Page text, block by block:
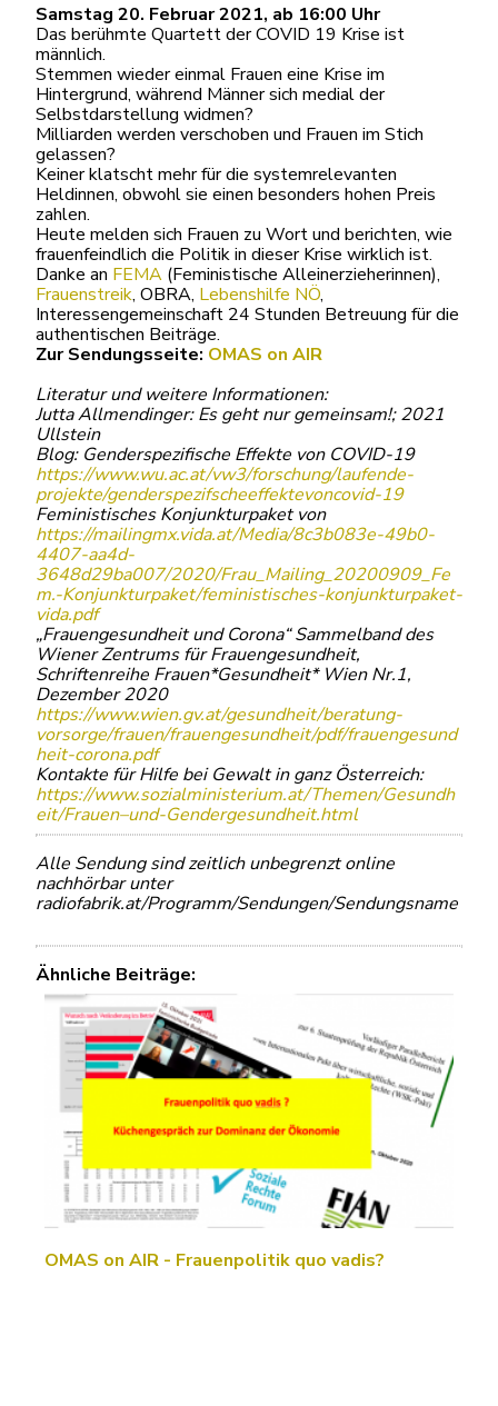
Samstag 20. Februar 2021, ab 16:00 Uhr
Das berühmte Quartett der COVID 19 Krise ist
männlich.
Stemmen wieder einmal Frauen eine Krise im
Hintergrund, während Männer sich medial der
Selbstdarstellung widmen?
Milliarden werden verschoben und Frauen im Stich
gelassen?
Keiner klatscht mehr für die systemrelevanten
Heldinnen, obwohl sie einen besonders hohen Preis
zahlen.
Heute melden sich Frauen zu Wort und berichten, wie
frauenfeindlich die Politik in dieser Krise wirklich ist.
Danke an FEMA (Feministische Alleinerzieherinnen),
Frauenstreik, OBRA, Lebenshilfe NÖ,
Interessengemeinschaft 24 Stunden Betreuung für die
authentischen Beiträge.
Zur Sendungsseite: OMAS on AIR
Literatur und weitere Informationen:
Jutta Allmendinger: Es geht nur gemeinsam!; 2021
Ullstein
Blog: Genderspezifische Effekte von COVID-19
https://www.wu.ac.at/vw3/forschung/laufende-
projekte/genderspezifscheeffektevoncovid-19
Feministisches Konjunkturpaket von
https://mailingmx.vida.at/Media/8c3b083e-49b0-
4407-aa4d-
3648d29ba007/2020/Frau_Mailing_20200909_Fe
m.-Konjunkturpaket/feministisches-konjunkturpaket-
vida.pdf
„Frauengesundheit und Corona“ Sammelband des
Wiener Zentrums für Frauengesundheit,
Schriftenreihe Frauen*Gesundheit* Wien Nr.1,
Dezember 2020
https://www.wien.gv.at/gesundheit/beratung-
vorsorge/frauen/frauengesundheit/pdf/frauengesund
heit-corona.pdf
Kontakte für Hilfe bei Gewalt in ganz Österreich:
https://www.sozialministerium.at/Themen/Gesundh
eit/Frauen–und-Gendergesundheit.html
Alle Sendung sind zeitlich unbegrenzt online
nachhörbar unter
radiofabrik.at/Programm/Sendungen/Sendungsname
Ähnliche Beiträge:
OMAS on AIR - Frauenpolitik quo vadis?